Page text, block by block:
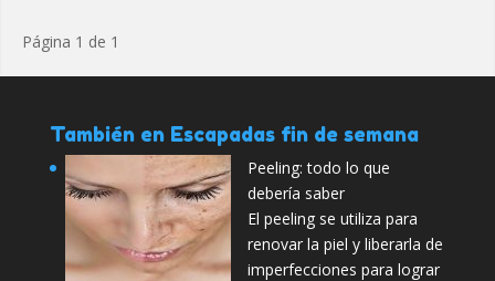
Página 1 de 1
También en Escapadas fin de semana
Peeling: todo lo que
debería saber
El peeling se utiliza para
renovar la piel y liberarla de
imperfecciones para lograr